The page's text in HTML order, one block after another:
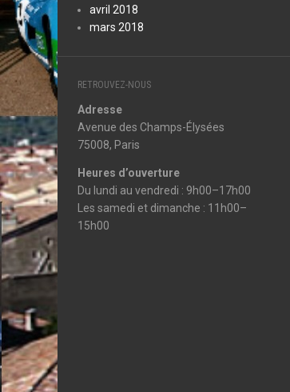
avril 2018
mars 2018
RETROUVEZ-NOUS
Adresse
Avenue des Champs-Élysées
75008, Paris
Heures d’ouverture
Du lundi au vendredi : 9h00–17h00
Les samedi et dimanche : 11h00–
15h00